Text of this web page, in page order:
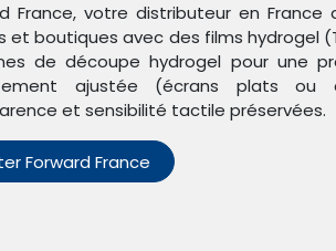
Trier par :
France, votre distributeur en France
et boutiques avec des films hydrogel
de découpe hydrogel pour une
ajustée (écrans plats ou
et sensibilité tactile préservées.
Forward France